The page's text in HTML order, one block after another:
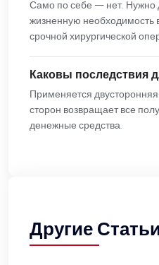
Само по себе — нет. Нужно
жизненную необходимость
срочной хирургической
Каковы последствия
Применяется
сторон возвращает все
денежные средства.
Другие